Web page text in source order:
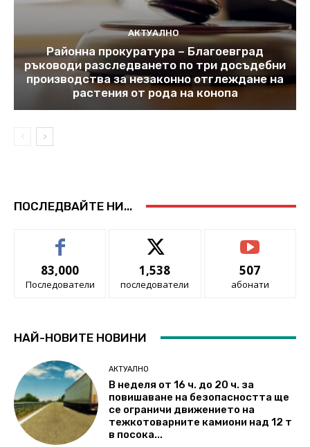
АКТУАЛНО
Районна прокуратура – Благоевград
ръководи разследването по три досъдебни
производства за незаконно отглеждане на
растения от рода на конопа
ПОСЛЕДВАЙТЕ НИ...
83,000
Последователи
1,538
последователи
507
абонати
НАЙ-НОВИТЕ НОВИНИ
АКТУАЛНО
В неделя от 16 ч. до 20 ч. за
повишаване на безопасността ще
се ограничи движението на
тежкотоварните камиони над 12 т
в посока...